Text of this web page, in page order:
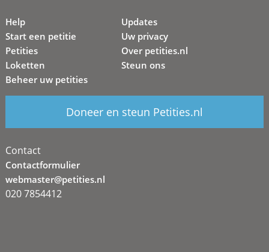
Help
Start een petitie
Petities
Loketten
Beheer uw petities
Updates
Uw privacy
Over petities.nl
Steun ons
Doneer en steun Petities.nl
Contact
Contactformulier
webmaster@petities.nl
020 7854412